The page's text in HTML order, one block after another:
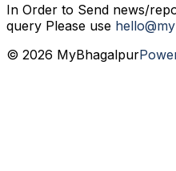
In Order to Send news/
query Please use
© 2026 MyBhagalpur